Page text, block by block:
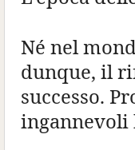
Né nel
dunque, il
successo.
ingannevoli